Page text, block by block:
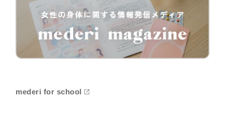
mederi for school